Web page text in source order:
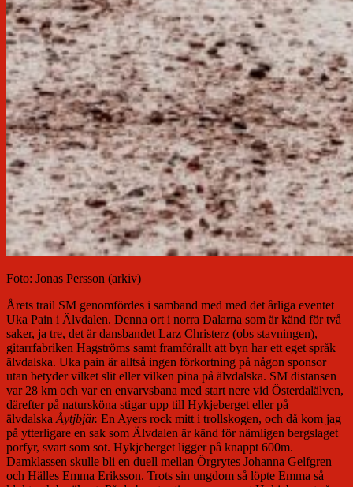
Foto: Jonas Persson (arkiv)
Årets trail SM genomfördes i samband med med det årliga eventet
Uka Pain i Älvdalen. Denna ort i norra Dalarna som är känd för två
saker, ja tre, det är dansbandet Larz Christerz (obs stavningen),
gitarrfabriken Hagströms samt framförallt att byn har ett eget språk
älvdalska. Uka pain är alltså ingen förkortning på någon sponsor
utan betyder vilket slit eller vilken pina på älvdalska. SM distansen
var 28 km och var en envarvsbana med start nere vid Österdalälven,
därefter på natursköna stigar upp till Hykjeberget eller på
älvdalska Åytjbjär. En Ayers rock mitt i trollskogen, och då kom jag
på ytterligare en sak som Älvdalen är känd för nämligen bergslaget
porfyr, svart som sot. Hykjeberget ligger på knappt 600m.
Damklassen skulle bli en duell mellan Örgrytes Johanna Gelfgren
och Hälles Emma Eriksson. Trots sin ungdom så löpte Emma så